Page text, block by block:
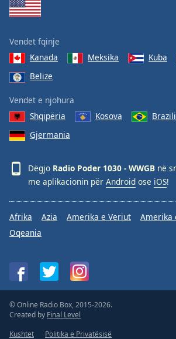
Background
Color
Caption
Area
Color
Font
Text
Edge
Style
Vendet fqinje
Kanada
Meksika Kuba
Belize
Vendet e njohura
Shqipëria
Kosova
Brazili
Gjermania
Dëgjo Radio Poder 1030 - WWGB në
me aplikacionin për Android ose iOS!
Afrika Azia Amerika e Veriut Amerika
Oqeania
© Online Radio Box, 2015-2026.
Created by Final Level
Kushtet
Politika e Privatësisë